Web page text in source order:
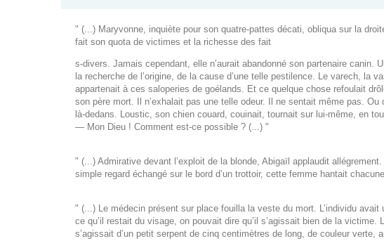
" (...) Maryvonne, inquiète pour son quatre-pattes décati, obliqua sur la
fait son quota de victimes et la richesse des fait
s-divers. Jamais cependant, elle n’aurait abandonné son partenaire
la recherche de l’origine, de la cause d’une telle pestilence. Le varech,
appartenait à ces saloperies de goélands. Et ce quelque chose refoulait
son père mort. Il n’exhalait pas une telle odeur. Il ne sentait même pas.
là-dedans. Loustic, son chien couard, couinait, tournait sur lui-même, en
— Mon Dieu ! Comment est-ce possible ? (...) "
" (...) Admirative devant l’exploit de la blonde, Abigaïl applaudit
simple regard échangé sur le bord d’un trottoir, cette femme hantait
" (...) Le médecin présent sur place fouilla la veste du mort. L’individu
ce qu’il restait du visage, on pouvait dire qu’il s’agissait bien de la
s’agissait d’un petit serpent de cinq centimètres de long, de couleur